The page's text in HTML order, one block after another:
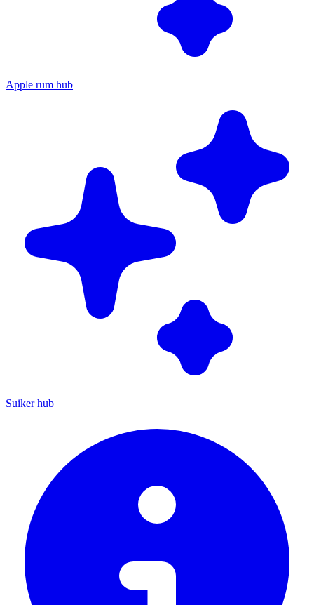
Apple rum hub
Suiker hub